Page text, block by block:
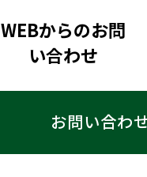
WEBからのお問
い合わせ
お問い合わ